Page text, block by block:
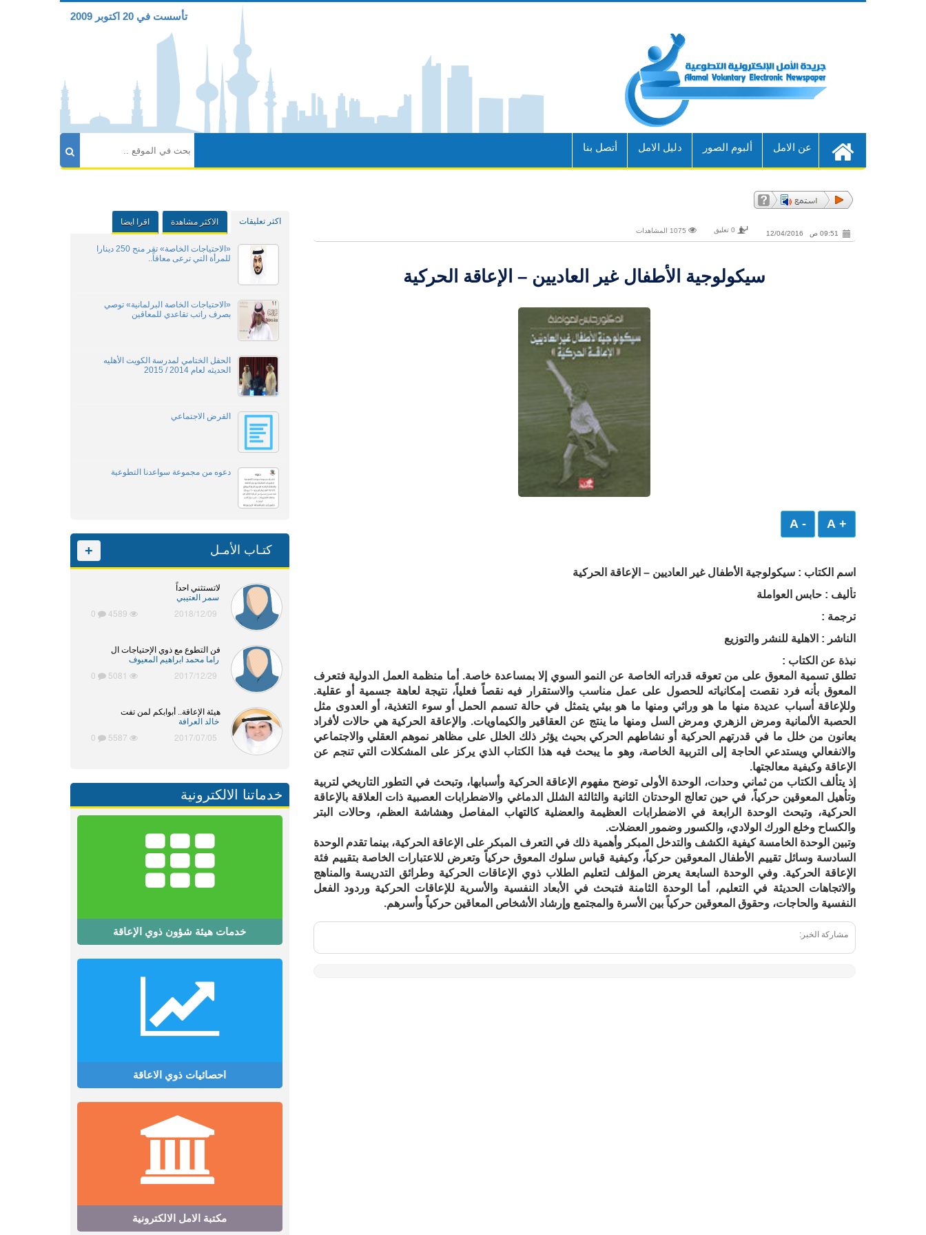
تأسست في 20 اكتوبر 2009
عن الامل ألبوم الصور دليل الامل أتصل بنا
09:51 ص 12/04/2016 0 تعليق
سيكولوجية الأطفال غير العاديين – الإعاقة الحركية
+ A
- A
اسم الكتاب : سيكولوجية الأطفال غير العاديين – الإعاقة الحركية
تأليف : حابس العواملة
ترجمة :
الناشر : الاهلية للنشر والتوزيع
نبذة عن الكتاب :
تطلق تسمية المعوق على من تعوقه قدراته الخاصة عن النمو السوي إلا بمساعدة خاصة. أما منظمة العمل الدولية فتعرف
المعوق بأنه فرد نقصت إمكانياته للحصول على عمل مناسب والاستقرار فيه نقصاً فعلياً، نتيجة لعاهة جسمية أو عقلية.
وللإعاقة أسباب عديدة منها ما هو وراثي ومنها ما هو بيئي يتمثل فيحالة تسمم الحمل أو سوء التغذية، أو العدوى مثل
الحصبة الألمانية ومرض الزهري ومرض السل ومنها ما ينتج عن العقاقير والكيماويات. والإعاقة الحركية هي حالات لأفراد
يعانون من خلل ما في قدرتهم الحركية أو نشاطهم الحركي بحيث يؤثر ذلك الخلل على مظاهر نموهم العقلي والاجتماعي
والانفعالي ويستدعي الحاجة إلى التربية الخاصة، وهو ما يبحث فيه هذا الكتاب الذي يركز على المشكلات التي تنجم عن
الإعاقة وكيفية معالجتها.
إذ يتألف الكتاب من ثماني وحدات، الوحدة الأولى توضح مفهوم الإعاقة الحركية وأسبابها، وتبحث في التطور التاريخي لتربية
وتأهيل المعوقين حركياً، في حين تعالج الوحدتان الثانية والثالثة الشلل الدماغي والاضطرابات العصبية ذات العلاقة بالإعاقة
الحركية، وتبحث الوحدة الرابعة في الاضطرابات العظيمة والعضلية كالتهاب المفاصل وهشاشة العظم، وحالات البتر
والكساح وخلع الورك الولادي، والكسور وضمور العضلات.
وتبين الوحدة الخامسة كيفية الكشف والتدخل المبكر وأهمية ذلك في التعرف المبكر على الإعاقة الحركية، بينما تقدم الوحدة
السادسة وسائل تقييم الأطفال المعوقين حركياً، وكيفية قياس سلوك المعوق حركياً وتعرض للاعتبارات الخاصة بتقييم فئة
الإعاقة الحركية. وفي الوحدة السابعة يعرض المؤلف لتعليم الطلاب ذوي الإعاقات الحركية وطرائق التدريسة والمناهج
والاتجاهات الحديثة في التعليم، أما الوحدة الثامنة فتبحث في الأبعاد النفسية والأسرية للإعاقات الحركية وردود الفعل
النفسية والحاجات، وحقوق المعوقين حركياً بين الأسرة والمجتمع وإرشاد الأشخاص المعاقين حركياً وأسرهم.
مشاركة الخبر:
اكثر تعليقات الاكثر مشاهدة اقرا ايضا
«الاحتياجات الخاصة» تقر منح 250 دينارا
للمرأة التي ترعى معاقاً..
«الاحتياجات الخاصة البرلمانية» توصي
بصرف راتب تقاعدي للمعاقين
الحفل الختامي لمدرسة الكويت الأهليه
الحديثه لعام 2014 / 2015
القرض الاجتماعي
دعوه من مجموعة سواعدنا التطوعية
كتـاب الأمـل +
لاتستثني احداً
سمر العتيبي
2018/12/09
فن التطوع مع ذوي الإحتياجات ال
راما محمد ابراهيم المعيوف
2017/12/29
هيئة الإعاقة.. أبوابكم لمن تفت
خالد العرافة
2017/07/05
خدماتنا الالكترونية
خدمات هيئة شؤون ذوي الإعاقة
احصائيات ذوي الاعاقة
مكتبة الامل الالكترونية